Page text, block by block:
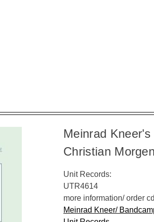
Meinrad
Christian
Unit Records:
UTR4614
more information/ order
Meinrad Kneer/